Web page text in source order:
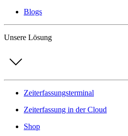
Blogs
Unsere Lösung
Zeiterfassungsterminal
Zeiterfassung in der Cloud
Shop